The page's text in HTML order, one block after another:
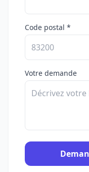
Code postal *
Votre demande